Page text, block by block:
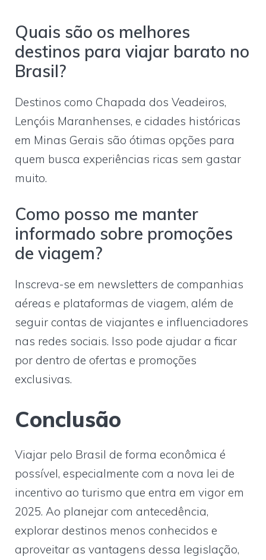
Quais são os melhores
destinos para viajar barato no
Brasil?
Destinos como Chapada dos Veadeiros,
Lençóis Maranhenses, e cidades históricas
em Minas Gerais são ótimas opções para
quem busca experiências ricas sem gastar
muito.
Como posso me manter
informado sobre promoções
de viagem?
Inscreva-se em newsletters de companhias
aéreas e plataformas de viagem, além de
seguir contas de viajantes e influenciadores
nas redes sociais. Isso pode ajudar a ficar
por dentro de ofertas e promoções
exclusivas.
Conclusão
Viajar pelo Brasil de forma econômica é
possível, especialmente com a nova lei de
incentivo ao turismo que entra em vigor em
2025. Ao planejar com antecedência,
explorar destinos menos conhecidos e
aproveitar as vantagens dessa legislação,